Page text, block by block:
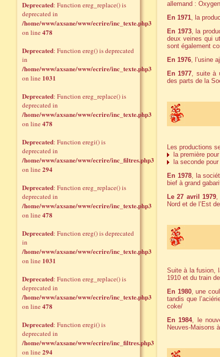
allemand :
En 1971, la
En 1973, la
deux veines qui
sont également
En 1976, l’usine
En 1977, suite à
des parts de la
Les productions
la première
la seconde
En 1978, la
bief à grand
Le 27 avril 1979,
Nord et de l’Est
Suite à la fusion,
1910 et du train
En 1980, une
tandis que
coke/
En 1984, le
Neuves-Maisons
Deprecated: Function ereg_replace() is
deprecated in
/home/www/axsane/www/ecrire/inc_texte.php3
on line478
Deprecated: Function ereg() is deprecated
in
/home/www/axsane/www/ecrire/inc_texte.php3
on line 1031
Deprecated: Function ereg_replace() is
deprecated in
/home/www/axsane/www/ecrire/inc_texte.php3
on line478
Deprecated: Function eregi() is
deprecated in
/home/www/axsane/www/ecrire/inc_filtres.php3
on line294
Deprecated: Function ereg_replace() is
deprecated in
/home/www/axsane/www/ecrire/inc_texte.php3
on line478
Deprecated: Function ereg() is deprecated
in
/home/www/axsane/www/ecrire/inc_texte.php3
on line 1031
Deprecated: Function ereg_replace() is
deprecated in
/home/www/axsane/www/ecrire/inc_texte.php3
on line478
Deprecated: Function eregi() is
deprecated in
/home/www/axsane/www/ecrire/inc_filtres.php3
on line294